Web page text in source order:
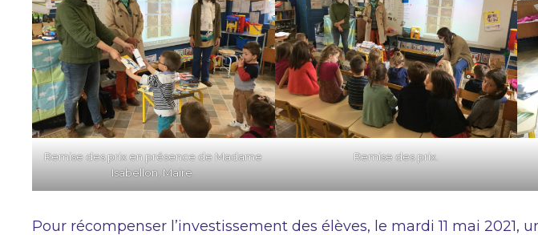
Remise des prix en présence de Madame
Isabellon, Maire.
Remise des prix.
Pour récompenser l’investissement des élèves, le mardi 11 mai 2021,